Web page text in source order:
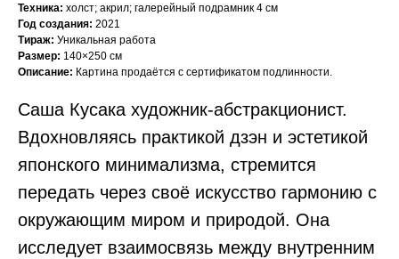
Техника: холст; акрил; галерейный подрамник 4 см
Год создания: 2021
Тираж: Уникальная работа
Размер: 140×250 см
Описание: Картина продаётся с сертификатом подлинности.
Саша Кусака художник-абстракционист.
Вдохновляясь практикой дзэн и эстетикой
японского минимализма, стремится
передать через своё искусство гармонию с
окружающим миром и природой. Она
исследует взаимосвязь между внутренним